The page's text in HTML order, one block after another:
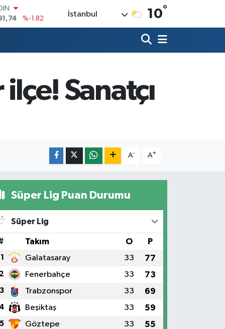
%0.02
%0
İstanbul 10°
Sanatçı
A- A+
Süper Lig Puan Durumu
Süper Lig
Takım O P
1 Galatasaray 33 77
Fenerbahçe 33 73
3 Trabzonspor 33 69
Beşiktaş 33 59
5 Göztepe 33 55